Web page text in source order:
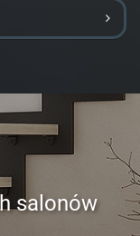
salonów